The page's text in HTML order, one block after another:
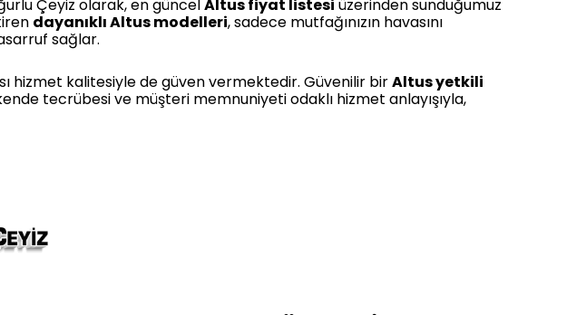
Çeyiz olarak, en güncelAltus fiyat listesi üzerinden sunduğumuz
dayanıklı Altus modelleri, sadece mutfağınızın havasını
sağlar.
hizmet kalitesiyle de güven vermektedir. Güvenilir birAltus yetkili
tecrübesi ve müşteri memnuniyeti odaklı hizmet anlayışıyla,